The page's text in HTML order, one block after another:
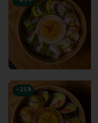
-25 %